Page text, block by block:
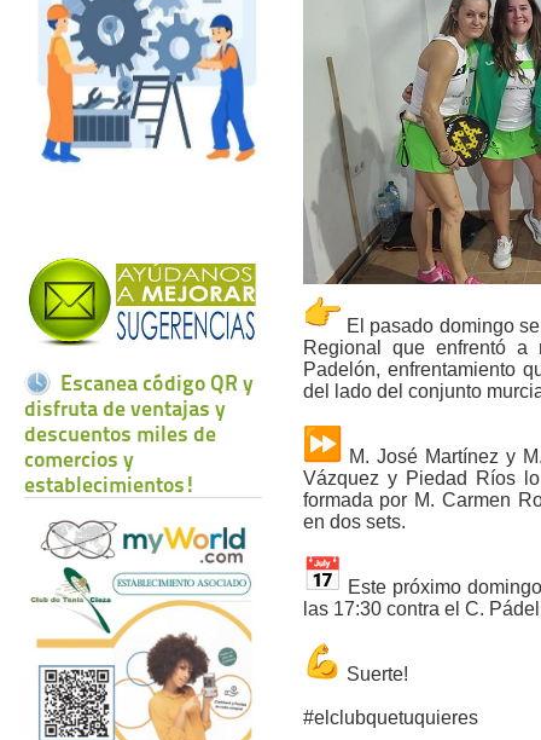
Escanea código QR y
disfruta de ventajas y
descuentos miles de
comercios y
establecimientos!
El pasado domingo
Regional que enfrentó
Padelón, enfrentamiento
del lado del conjunto
M. José Martínez y
Vázquez y Piedad Ríos
formada por M. Carmen
en dos sets.
Este próximo
las 17:30 contra el C.
Suerte!
#elclubquetuquieres